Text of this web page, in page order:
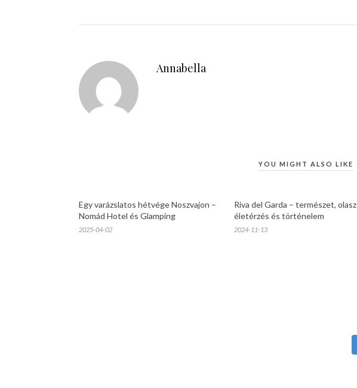
Annabella
YOU MIGHT ALSO LIKE
Egy varázslatos hétvége Noszvajon –
Nomád Hotel és Glamping
2025-04-02
Riva del Garda – természet, olasz
életérzés és történelem
2024-11-13